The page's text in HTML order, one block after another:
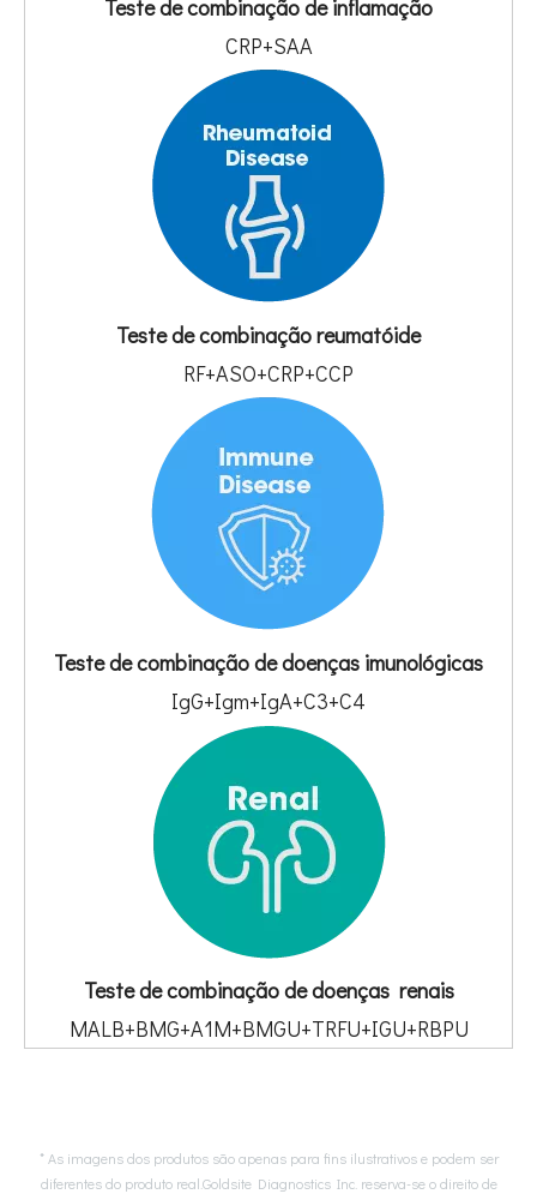
Teste de combinação de inflamação
CRP+SAA
Teste de combinação reumatóide
RF+ASO+CRP+CCP
Teste de combinação de doenças imunológicas
IgG+Igm+IgA+C3+C4
Teste de combinação de doenças renais
MALB+BMG+A1M+BMGU+TRFU+IGU+RBPU
* As imagens dos produtos são apenas para fins ilustrativos e podem ser
diferentes do produto real.Goldsite Diagnostics Inc. reserva-se o direito de